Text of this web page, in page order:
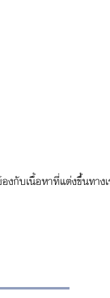
กับเนื้อหาที่แต่งขึ้นทาง